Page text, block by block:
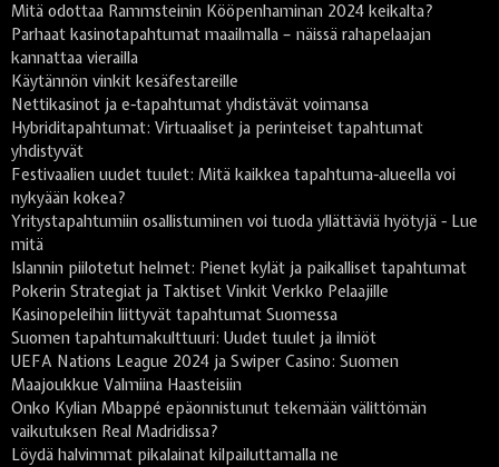
Mitä odottaa Rammsteinin Kööpenhaminan 2024 keikalta?
Parhaat kasinotapahtumat maailmalla – näissä rahapelaajan
kannattaa vierailla
Käytännön vinkit kesäfestareille
Nettikasinot ja e-tapahtumat yhdistävät voimansa
Hybriditapahtumat: Virtuaaliset ja perinteiset tapahtumat
yhdistyvät
Festivaalien uudet tuulet: Mitä kaikkea tapahtuma-alueella voi
nykyään kokea?
Yritystapahtumiin osallistuminen voi tuoda yllättäviä hyötyjä - Lue
mitä
Islannin piilotetut helmet: Pienet kylät ja paikalliset tapahtumat
Pokerin Strategiat ja Taktiset Vinkit Verkko Pelaajille
Kasinopeleihin liittyvät tapahtumat Suomessa
Suomen tapahtumakulttuuri: Uudet tuulet ja ilmiöt
UEFA Nations League 2024 ja Swiper Casino: Suomen
Maajoukkue Valmiina Haasteisiin
Onko Kylian Mbappé epäonnistunut tekemään välittömän
vaikutuksen Real Madridissa?
Löydä halvimmat pikalainat kilpailuttamalla ne